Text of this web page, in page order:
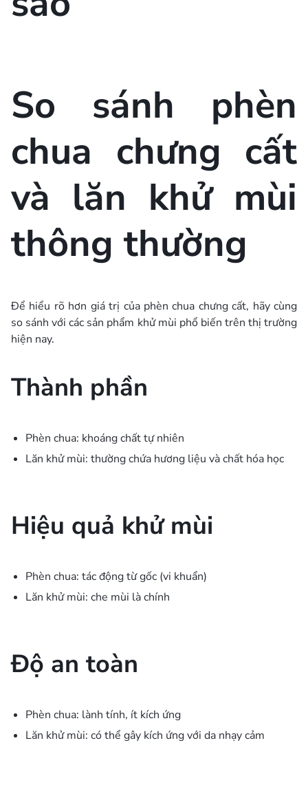
So sánh phèn
chua chưng cất
và lăn khử mùi
thông thường
Để hiểu rõ hơn giá trị của phèn chua chưng cất, hãy cùng
so sánh với các sản phẩm khử mùi phổ biến trên thị trường
hiện nay.
Thành phần
Phèn chua: khoáng chất tự nhiên
Lăn khử mùi: thường chứa hương liệu và chất hóa học
Hiệu quả khử mùi
Phèn chua: tác động từ gốc (vi khuẩn)
Lăn khử mùi: che mùi là chính
Độ an toàn
Phèn chua: lành tính, ít kích ứng
Lăn khử mùi: có thể gây kích ứng với da nhạy cảm